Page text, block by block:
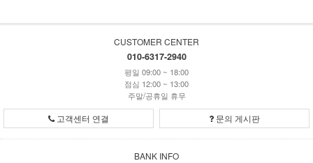
CUSTOMER CENTER
010-6317-2940
평일 09:00 ~ 18:00
점심 12:00 ~ 13:00
주말/공휴일 휴무
고객센터 연결 문의 게시판
BANK INFO